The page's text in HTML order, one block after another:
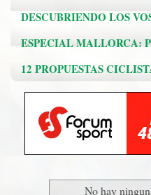
DESCUBRIENDO LOS
ESPECIAL MALLORCA:
12 PROPUESTAS
No hay